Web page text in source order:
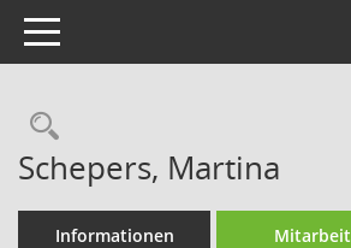
Toggle navigation
Rechercheauswahl
Schepers, Martina
Informationen Mitarbeit